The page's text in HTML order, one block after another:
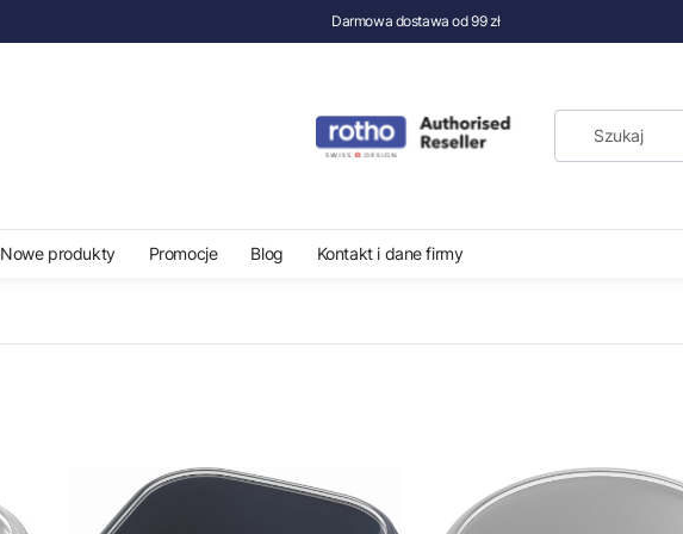
Darmowa dostawa od 99 zł
Nowe produkty Promocje Blog Kontakt i dane firmy